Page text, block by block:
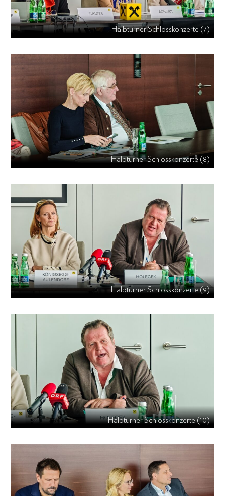
Halbturner Schlosskonzerte (7)
Halbturner Schlosskonzerte (8)
Halbturner Schlosskonzerte (9)
Halbturner Schlosskonzerte (10)